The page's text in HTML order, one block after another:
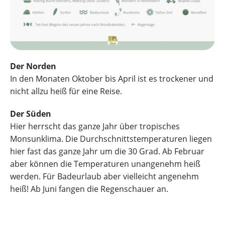
Der Norden
In den Monaten Oktober bis April ist es trockener und
nicht allzu heiß für eine Reise.
Der Süden
Hier herrscht das ganze Jahr über tropisches
Monsunklima. Die Durchschnittstemperaturen liegen
hier fast das ganze Jahr um die 30 Grad. Ab Februar
aber können die Temperaturen unangenehm heiß
werden. Für Badeurlaub aber vielleicht angenehm
heiß! Ab Juni fangen die Regenschauer an.